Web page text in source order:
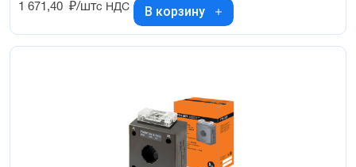
1 671,40 ₽/штс НДС В корзину